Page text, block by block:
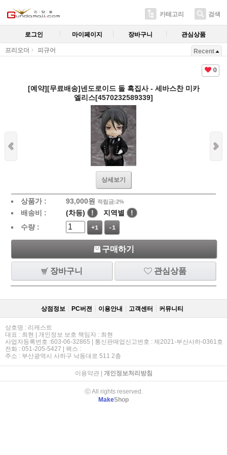
카테고리 검색
로그인 마이페이지 장바구니 관심상품
프리오더 피규어 Recent
0
[예약][무료배송]넨도로이드 돌 흑집사 - 세바스찬 미카
엘리스[4570232589339]
상세보기
상품가 : 93,000원 적립금:2%
배송비 : (차등) ! 지역별
!
수량 :
+1 -1
구매하기
장바구니 관심상품
상점정보 PC버젼 이용안내 고객센터 커뮤니티
상호명 : 리캐스트
대표 : 최현 | 개인정보 보호 책임자 : 최현
사업자등록번호 :603-06-32865 | 통신판매업신고번호 : 제2021-부산사하-0361호
전화 : 051-205-5427 | 팩스 :
주소 : 부산광역시 사하구 낙동대로 511 2층
이용약관| 개인정보처리방침
ⓒ All rights reserved.
MakeShop